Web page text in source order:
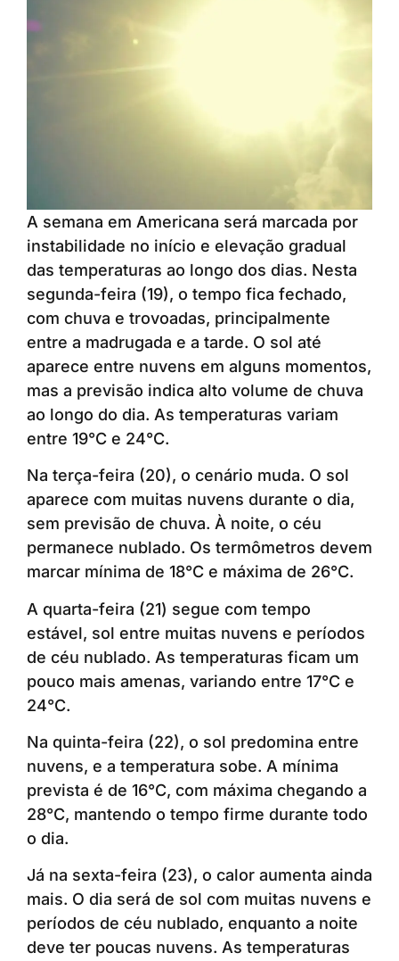
A semana em Americana será marcada por
instabilidade no início e elevação gradual
das temperaturas ao longo dos dias. Nesta
segunda-feira (19), o tempo fica fechado,
com chuva e trovoadas, principalmente
entre a madrugada e a tarde. O sol até
aparece entre nuvens em alguns momentos,
mas a previsão indica alto volume de chuva
ao longo do dia. As temperaturas variam
entre 19°C e 24°C.
Na terça-feira (20), o cenário muda. O sol
aparece com muitas nuvens durante o dia,
sem previsão de chuva. À noite, o céu
permanece nublado. Os termômetros devem
marcar mínima de 18°C e máxima de 26°C.
A quarta-feira (21) segue com tempo
estável, sol entre muitas nuvens e períodos
de céu nublado. As temperaturas ficam um
pouco mais amenas, variando entre 17°C e
24°C.
Na quinta-feira (22), o sol predomina entre
nuvens, e a temperatura sobe. A mínima
prevista é de 16°C, com máxima chegando a
28°C, mantendo o tempo firme durante todo
o dia.
Já na sexta-feira (23), o calor aumenta ainda
mais. O dia será de sol com muitas nuvens e
períodos de céu nublado, enquanto a noite
deve ter poucas nuvens. As temperaturas